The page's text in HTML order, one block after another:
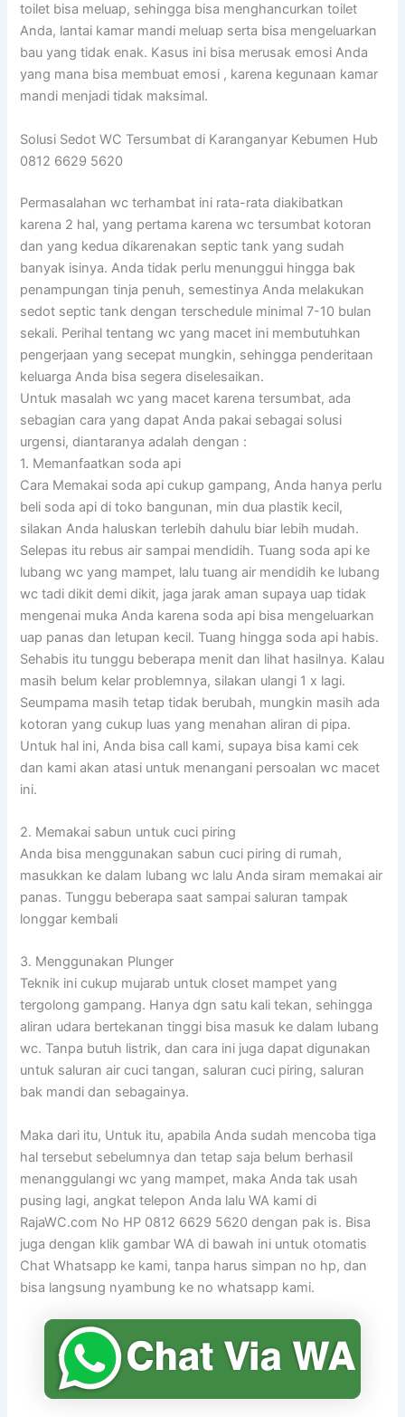
toilet bisa meluap, sehingga bisa menghancurkan toilet
Anda, lantai kamar mandi meluap serta bisa mengeluarkan
bau yang tidak enak. Kasus ini bisa merusak emosi Anda
yang mana bisa membuat emosi , karena kegunaan kamar
mandi menjadi tidak maksimal.
Solusi Sedot WC Tersumbat di Karanganyar Kebumen Hub
0812 6629 5620
Permasalahan wc terhambat ini rata-rata diakibatkan
karena 2 hal, yang pertama karena wc tersumbat kotoran
dan yang kedua dikarenakan septic tank yang sudah
banyak isinya. Anda tidak perlu menunggui hingga bak
penampungan tinja penuh, semestinya Anda melakukan
sedot septic tank dengan terschedule minimal 7-10 bulan
sekali. Perihal tentang wc yang macet ini membutuhkan
pengerjaan yang secepat mungkin, sehingga penderitaan
keluarga Anda bisa segera diselesaikan.
Untuk masalah wc yang macet karena tersumbat, ada
sebagian cara yang dapat Anda pakai sebagai solusi
urgensi, diantaranya adalah dengan :
1. Memanfaatkan soda api
Cara Memakai soda api cukup gampang, Anda hanya perlu
beli soda api di toko bangunan, min dua plastik kecil,
silakan Anda haluskan terlebih dahulu biar lebih mudah.
Selepas itu rebus air sampai mendidih. Tuang soda api ke
lubang wc yang mampet, lalu tuang air mendidih ke lubang
wc tadi dikit demi dikit, jaga jarak aman supaya uap tidak
mengenai muka Anda karena soda api bisa mengeluarkan
uap panas dan letupan kecil. Tuang hingga soda api habis.
Sehabis itu tunggu beberapa menit dan lihat hasilnya. Kalau
masih belum kelar problemnya, silakan ulangi 1 x lagi.
Seumpama masih tetap tidak berubah, mungkin masih ada
kotoran yang cukup luas yang menahan aliran di pipa.
Untuk hal ini, Anda bisa call kami, supaya bisa kami cek
dan kami akan atasi untuk menangani persoalan wc macet
ini.
2. Memakai sabun untuk cuci piring
Anda bisa menggunakan sabun cuci piring di rumah,
masukkan ke dalam lubang wc lalu Anda siram memakai air
panas. Tunggu beberapa saat sampai saluran tampak
longgar kembali
3. Menggunakan Plunger
Teknik ini cukup mujarab untuk closet mampet yang
tergolong gampang. Hanya dgn satu kali tekan, sehingga
aliran udara bertekanan tinggi bisa masuk ke dalam lubang
wc. Tanpa butuh listrik, dan cara ini juga dapat digunakan
untuk saluran air cuci tangan, saluran cuci piring, saluran
bak mandi dan sebagainya.
Maka dari itu, Untuk itu, apabila Anda sudah mencoba tiga
hal tersebut sebelumnya dan tetap saja belum berhasil
menanggulangi wc yang mampet, maka Anda tak usah
pusing lagi, angkat telepon Anda lalu WA kami di
RajaWC.com No HP 0812 6629 5620 dengan pak is. Bisa
juga dengan klik gambar WA di bawah ini untuk otomatis
Chat Whatsapp ke kami, tanpa harus simpan no hp, dan
bisa langsung nyambung ke no whatsapp kami.